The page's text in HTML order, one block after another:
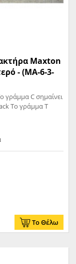
Maxton
- (MA-6-3-
γράμμα C σημαίνει
Το γράμμα T
Το Θέλω